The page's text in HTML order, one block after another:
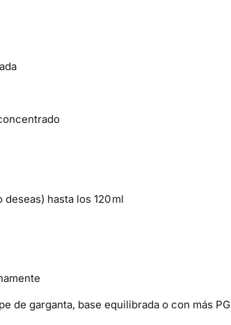
hasta los 120 ml
de garganta, base equilibrada o con más PG